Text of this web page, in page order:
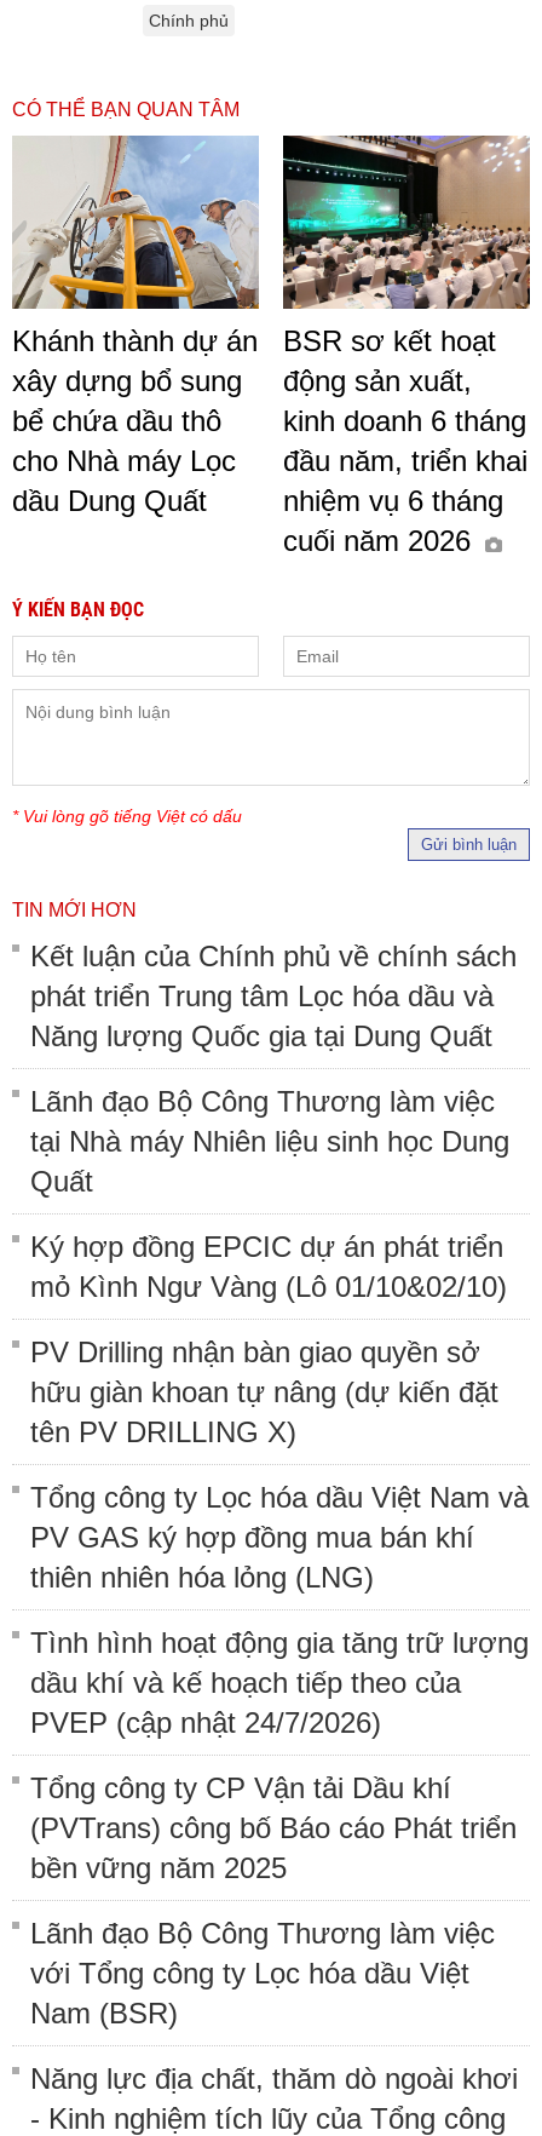
Chính phủ
CÓ THỂ BẠN QUAN TÂM
Khánh thành dự án
xây dựng bổ sung
bể chứa dầu thô
cho Nhà máy Lọc
dầu Dung Quất
BSR sơ kết hoạt
động sản xuất,
kinh doanh 6 tháng
đầu năm, triển khai
nhiệm vụ 6 tháng
cuối năm 2026
Ý KIẾN BẠN ĐỌC
* Vui lòng gõ tiếng Việt có dấu
Gửi bình luận
TIN MỚI HƠN
Kết luận của Chính phủ về chính sách
phát triển Trung tâm Lọc hóa dầu và
Năng lượng Quốc gia tại Dung Quất
Lãnh đạo Bộ Công Thương làm việc
tại Nhà máy Nhiên liệu sinh học Dung
Quất
Ký hợp đồng EPCIC dự án phát triển
mỏ Kình Ngư Vàng (Lô 01/10&02/10)
PV Drilling nhận bàn giao quyền sở
hữu giàn khoan tự nâng (dự kiến đặt
tên PV DRILLING X)
Tổng công ty Lọc hóa dầu Việt Nam và
PV GAS ký hợp đồng mua bán khí
thiên nhiên hóa lỏng (LNG)
Tình hình hoạt động gia tăng trữ lượng
dầu khí và kế hoạch tiếp theo của
PVEP (cập nhật 24/7/2026)
Tổng công ty CP Vận tải Dầu khí
(PVTrans) công bố Báo cáo Phát triển
bền vững năm 2025
Lãnh đạo Bộ Công Thương làm việc
với Tổng công ty Lọc hóa dầu Việt
Nam (BSR)
Năng lực địa chất, thăm dò ngoài khơi
- Kinh nghiệm tích lũy của Tổng công